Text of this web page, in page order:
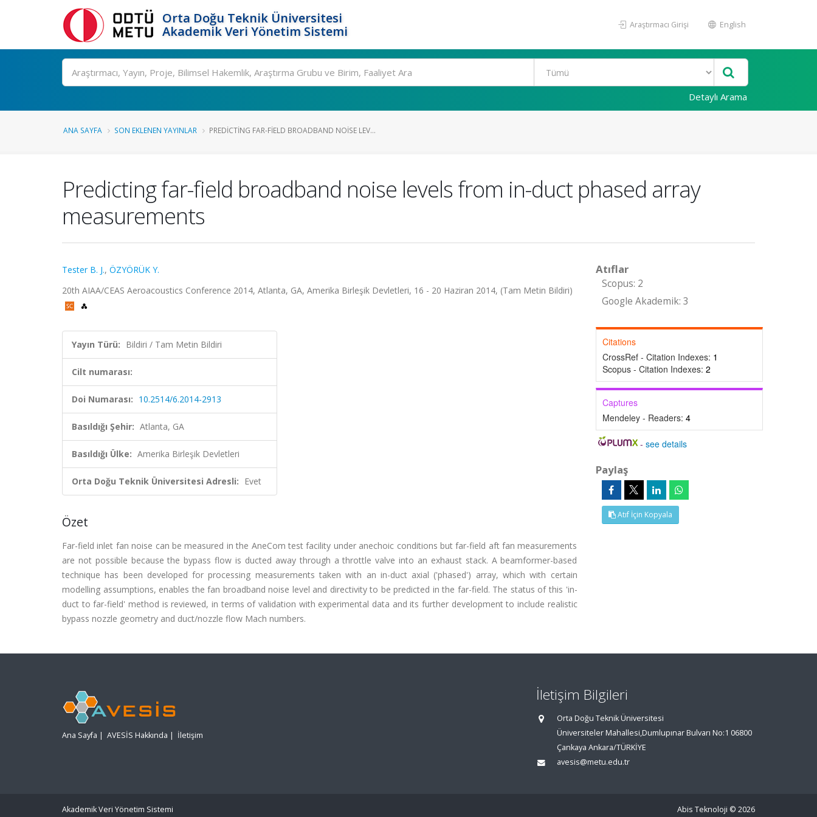
Orta Doğu Teknik Üniversitesi
Akademik Veri Yönetim Sistemi
Araştırmacı Girişi English
Ara
Detaylı Arama
ANA SAYFA SON EKLENEN YAYINLAR PREDICTING FAR-FIELD BROADBAND NOISE LEV...
Predicting far-field broadband noise levels from in-duct phased array
measurements
Tester B. J., ÖZYÖRÜK Y.
20th AIAA/CEAS Aeroacoustics Conference 2014, Atlanta, GA, Amerika Birleşik Devletleri, 16 - 20 Haziran 2014, (Tam Metin Bildiri)
Yayın Türü: Bildiri / Tam Metin Bildiri
Cilt numarası:
Doi Numarası: 10.2514/6.2014-2913
Basıldığı Şehir: Atlanta, GA
Basıldığı Ülke: Amerika Birleşik Devletleri
Orta Doğu Teknik Üniversitesi Adresli: Evet
Özet
Far-field inlet fan noise can be measured in the AneCom test facility under anechoic conditions but far-field aft fan measurements
are not possible because the bypass flow is ducted away through a throttle valve into an exhaust stack. A beamformer-based
technique has been developed for processing measurements taken with an in-duct axial ('phased') array, which with certain
modelling assumptions, enables the fan broadband noise level and directivity to be predicted in the far-field. The status of this 'in-
duct to far-field' method is reviewed, in terms of validation with experimental data and its further development to include realistic
bypass nozzle geometry and duct/nozzle flow Mach numbers.
Atıflar
Scopus: 2
Google Akademik: 3
Citations
CrossRef - Citation Indexes: 1
Scopus - Citation Indexes: 2
Captures
Mendeley - Readers: 4
-see details
Paylaş
Atıf İçin Kopyala
Ana Sayfa | AVESİS Hakkında | İletişim
İletişim Bilgileri
Orta Doğu Teknik Üniversitesi
Üniversiteler Mahallesi,Dumlupınar Bulvarı No:1 06800
Çankaya Ankara/TÜRKİYE
avesis@metu.edu.tr
Akademik Veri Yönetim Sistemi Abis Teknoloji © 2026